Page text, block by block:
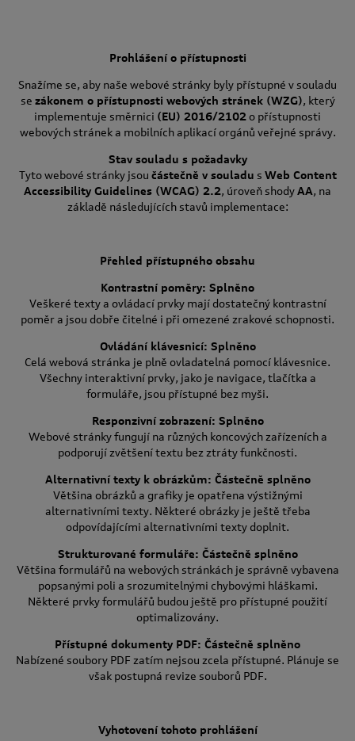
Prohlášení o přístupnosti
Snažíme se, aby naše webové stránky byly přístupné v souladu
se zákonem o přístupnosti webových stránek (WZG), který
implementuje směrnici (EU) 2016/2102o přístupnosti
webových stránek a mobilních aplikací orgánů veřejné správy.
Stav souladu s požadavky
Tyto webové stránky jsou částečně v souladu s Web Content
Accessibility Guidelines (WCAG) 2.2, úroveň shodyAA, na
základě následujících stavů implementace:
Přehled přístupného obsahu
Kontrastní poměry: Splněno
Veškeré texty a ovládací prvky mají dostatečný kontrastní
poměr a jsou dobře čitelné i při omezené zrakové schopnosti.
Ovládání klávesnicí: Splněno
Celá webová stránka je plně ovladatelná pomocí klávesnice.
Všechny interaktivní prvky, jako je navigace, tlačítka a
formuláře, jsou přístupné bez myši.
Responzivní zobrazení: Splněno
Webové stránky fungují na různých koncových zařízeních a
podporují zvětšení textu bez ztráty funkčnosti.
Alternativní texty k obrázkům: Částečně splněno
Většina obrázků a grafiky je opatřena výstižnými
alternativními texty. Některé obrázky je ještě třeba
odpovídajícími alternativními texty doplnit.
Strukturované formuláře: Částečně splněno
Většina formulářů na webových stránkách je správně vybavena
popsanými poli a srozumitelnými chybovými hláškami.
Některé prvky formulářů budou ještě pro přístupné použití
optimalizovány.
Přístupné dokumenty PDF: Částečně splněno
Nabízené soubory PDF zatím nejsou zcela přístupné. Plánuje se
však postupná revize souborů PDF.
Vyhotovení tohoto prohlášení